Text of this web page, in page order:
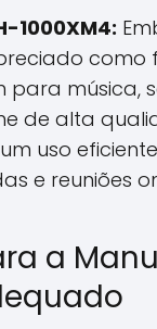
1000XM4:
como
para música,
de alta
uso
e reuniões
a